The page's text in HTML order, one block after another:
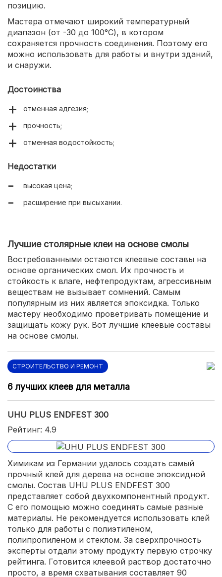
позицию.
Мастера отмечают широкий температурный
диапазон (от -30 до 100°С), в котором
сохраняется прочность соединения. Поэтому его
можно использовать для работы и внутри зданий,
и снаружи.
Достоинства
отменная адгезия;
прочность;
отменная водостойкость;
Недостатки
высокая цена;
расширение при высыхании.
Лучшие столярные клеи на основе смолы
Востребованными остаются клеевые составы на
основе органических смол. Их прочность и
стойкость к влаге, нефтепродуктам, агрессивным
веществам не вызывает сомнений. Самым
популярным из них является эпоксидка. Только
мастеру необходимо проветривать помещение и
защищать кожу рук. Вот лучшие клеевые составы
на основе смолы.
СТРОИТЕЛЬСТВО И РЕМОНТ
6 лучших клеев для металла
UHU PLUS ENDFEST 300
Рейтинг: 4.9
Химикам из Германии удалось создать самый
прочный клей для дерева на основе эпоксидной
смолы. Состав UHU PLUS ENDFEST 300
представляет собой двухкомпонентный продукт.
С его помощью можно соединять самые разные
материалы. Не рекомендуется использовать клей
только для работы с полиэтиленом,
полипропиленом и стеклом. За сверхпрочность
эксперты отдали этому продукту первую строчку
рейтинга. Готовится клеевой раствор достаточно
просто, а время схватывания составляет 90